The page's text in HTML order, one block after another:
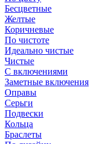
Бесцветные
Желтые
Коричневые
По чистоте
Идеально чистые
Чистые
С включениями
Заметные включения
Оправы
Серьги
Подвески
Кольца
Браслеты